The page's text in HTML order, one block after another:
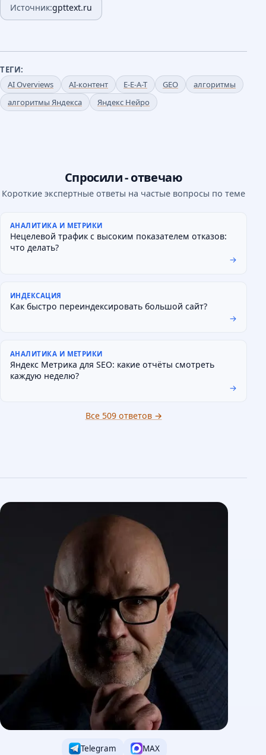
Источник:gpttext.ru
ТЕГИ:
AI Overviews
AI-контент E-E-A-T GEO
алгоритмы
алгоритмы Яндекса
Яндекс Нейро
Спросили - отвечаю
Короткие экспертные ответы на частые вопросы по теме
АНАЛИТИКА И МЕТРИКИ
Нецелевой трафик с высоким показателем отказов:
что делать?
→
ИНДЕКСАЦИЯ
Как быстро переиндексировать большой сайт?
→
АНАЛИТИКА И МЕТРИКИ
Яндекс Метрика для SEO: какие отчёты смотреть
каждую неделю?
→
Все 509 ответов →
Telegram MAX